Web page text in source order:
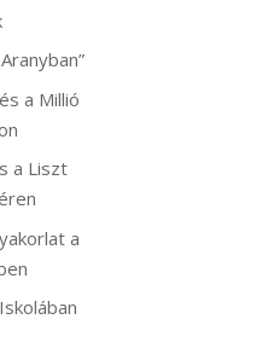
a Millió
a Liszt
a